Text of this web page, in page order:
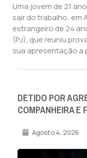
Uma jovem de 21
sair do trabalho, em
estrangeiro de 24
(PJ), que reuniu
sua apresentação a
DETIDO POR
COMPANHEIRA E
Agosto 4, 2026